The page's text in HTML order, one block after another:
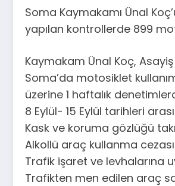
Soma Kaymakamı Ünal
yapılan kontrollerde 899
Kaymakam Ünal Koç,
Soma’da motosiklet
üzerine 1 haftalık
8 Eylül- 15 Eylül tarihleri
Kask ve koruma gözlüğü
Alkollü araç kullanma
Trafik işaret ve levhalarına
Trafikten men edilen araç